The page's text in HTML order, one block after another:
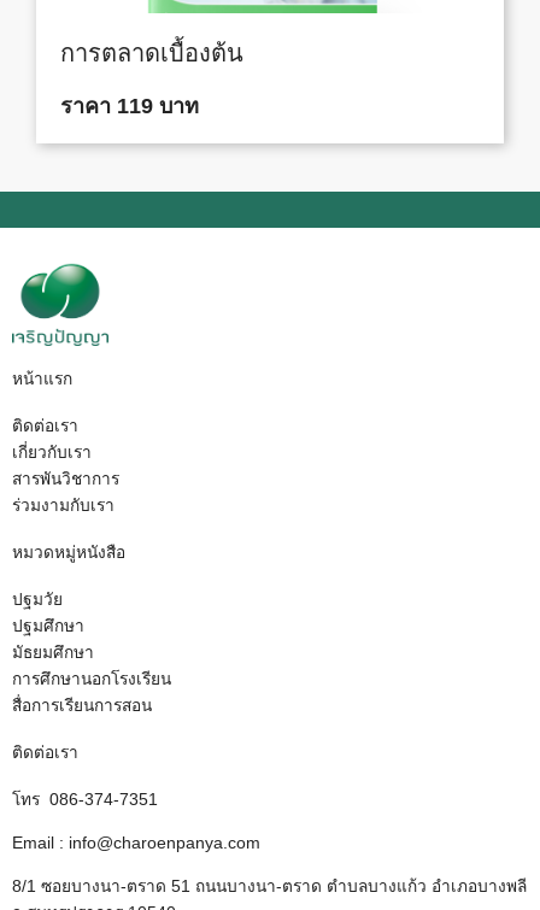
การตลาดเบื้องต้น
ราคา 119 บาท
หน้าแรก
ติดต่อเรา
เกี่ยวกับเรา
สารพันวิชาการ
ร่วมงามกับเรา
หมวดหมู่หนังสือ
ปฐมวัย
ปฐมศึกษา
มัธยมศึกษา
การศึกษานอกโรงเรียน
สื่อการเรียนการสอน
ติดต่อเรา
โทร 086-374-7351
Email : info@charoenpanya.com
8/1 ซอยบางนา-ตราด 51 ถนนบางนา-ตราด ตำบลบางแก้ว อำเภอบางพลี